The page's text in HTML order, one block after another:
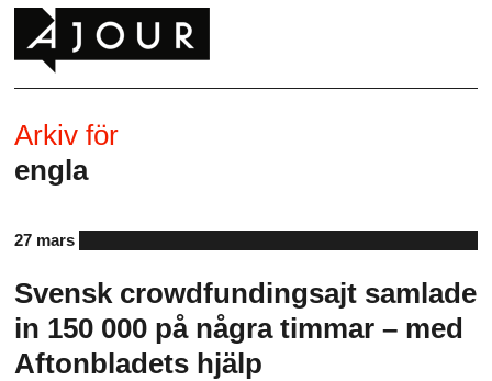
Arkiv för
engla
27 mars
Svensk crowdfundingsajt samlade
in 150 000 på några timmar – med
Aftonbladets hjälp